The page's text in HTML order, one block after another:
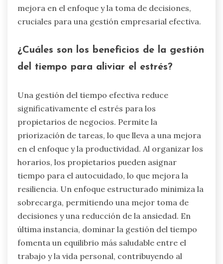
mejora en el enfoque y la toma de decisiones,
cruciales para una gestión empresarial efectiva.
¿Cuáles son los beneficios de la gestión
del tiempo para aliviar el estrés?
Una gestión del tiempo efectiva reduce
significativamente el estrés para los
propietarios de negocios. Permite la
priorización de tareas, lo que lleva a una mejora
en el enfoque y la productividad. Al organizar los
horarios, los propietarios pueden asignar
tiempo para el autocuidado, lo que mejora la
resiliencia. Un enfoque estructurado minimiza la
sobrecarga, permitiendo una mejor toma de
decisiones y una reducción de la ansiedad. En
última instancia, dominar la gestión del tiempo
fomenta un equilibrio más saludable entre el
trabajo y la vida personal, contribuyendo al